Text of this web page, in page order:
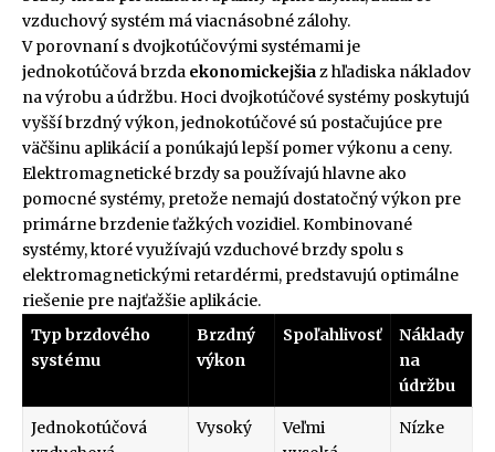
vzduchový systém má viacnásobné zálohy.
V porovnaní s dvojkotúčovými systémami je
jednokotúčová brzda ekonomickejšiaz hľadiska nákladov
na výrobu a údržbu. Hoci dvojkotúčové systémy poskytujú
vyšší brzdný výkon, jednokotúčové sú postačujúce pre
väčšinu aplikácií a ponúkajú lepší pomer výkonu a ceny.
Elektromagnetické brzdy sa používajú hlavne ako
pomocné systémy, pretože nemajú dostatočný výkon pre
primárne brzdenie ťažkých vozidiel. Kombinované
systémy, ktoré využívajú vzduchové brzdy spolu s
elektromagnetickými retardérmi, predstavujú optimálne
riešenie pre najťažšie aplikácie.
Typ brzdového
systému
Brzdný
výkon
Spoľahlivosť
Náklady
na
údržbu
Jednokotúčová
Vysoký
Veľmi
Nízke